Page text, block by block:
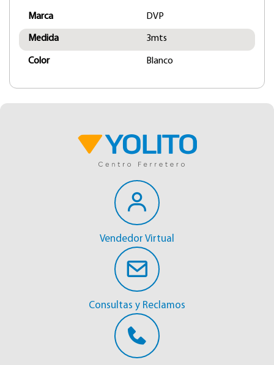
Marca DVP
Medida 3mts
Color Blanco
Vendedor Virtual
Consultas y Reclamos